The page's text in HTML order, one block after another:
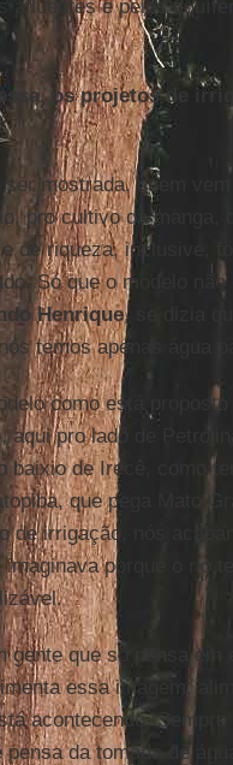
afluentes e pelos
os projetos de
mostrada, quem
pro cultivo da manga,
de riqueza, inclusive,
Só que o modelo
Henrique, se dizia
temos apenas água
como está
, aqui pro lado de
baixio de Irecê, como
que pega Mato
de irrigação, nós
imaginava porque o rio
gente que só pensa em
essa imagem,
acontecendo.
pensa da tomada de